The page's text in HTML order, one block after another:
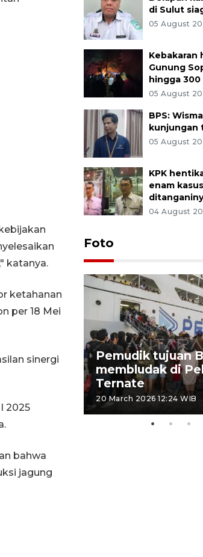
katanya.
ketahanan
per 18 Mei
sinergi
2025
bahwa
jagung
di Sulut
05 August
Kebakaran
Gunung
hingga
05 August
BPS:
kunjungan
05 August
KPK
enam
04 August
Foto
ke-61
Pemudik tujuan
membludak di
Ternate
20 March 2026 12:24 WIB